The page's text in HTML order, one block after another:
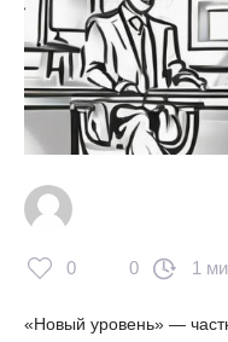
0 0 1
«Новый уровень» —